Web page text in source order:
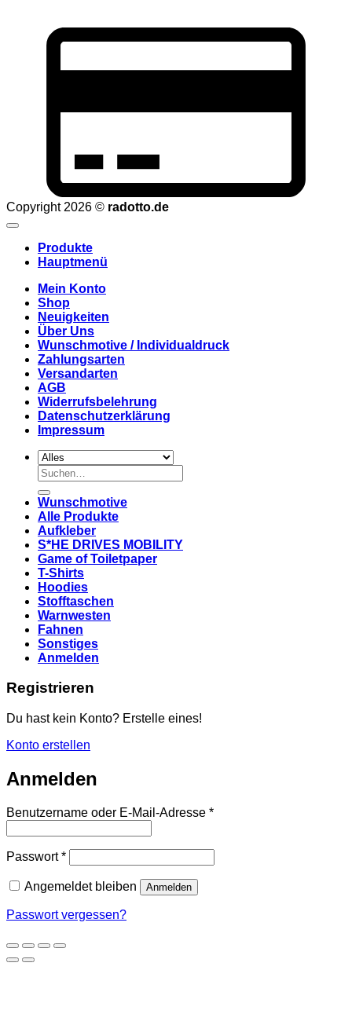
Copyright 2026 © radotto.de
Produkte
Hauptmenü
Mein Konto
Shop
Neuigkeiten
Über Uns
Wunschmotive / Individualdruck
Zahlungsarten
Versandarten
AGB
Widerrufsbelehrung
Datenschutzerklärung
Impressum
Suchen
nach:
Wunschmotive
Alle Produkte
Aufkleber
S*HE DRIVES MOBILITY
Game of Toiletpaper
T-Shirts
Hoodies
Stofftaschen
Warnwesten
Fahnen
Sonstiges
Anmelden
Registrieren
Du hast kein Konto? Erstelle eines!
Konto erstellen
Anmelden
Benutzername oder E-Mail-Adresse *Erforderlich
Passwort*Erforderlich
Angemeldet bleiben Anmelden
Passwort vergessen?